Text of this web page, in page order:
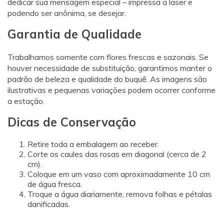
podendo ser anônima, se desejar.
Garantia de Qualidade
Trabalhamos somente com flores frescas e sazonais. Se
houver necessidade de substituição, garantimos manter o
padrão de beleza e qualidade do buquê. As imagens são
ilustrativas e pequenas variações podem ocorrer conforme
a estação.
Dicas de Conservação
Retire toda a embalagem ao receber.
Corte os caules das rosas em diagonal (cerca de 2
cm).
Coloque em um vaso com aproximadamente 10 cm
de água fresca.
Troque a água diariamente, remova folhas e pétalas
danificadas.